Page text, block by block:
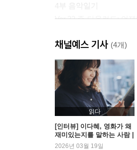
Var.22 존 다울런드: 언
Var.28 트라베소: 그 무
〈유대인의 삶〉: 이방
시, 환희의 노래
Coda 오늘은 오늘의 음
채널예스 기사 (4개)
읽다
[인터뷰] 이다혜, 영화가 왜
재미있는지를 말하는 사람 |
예스24
2026년 03월 19일